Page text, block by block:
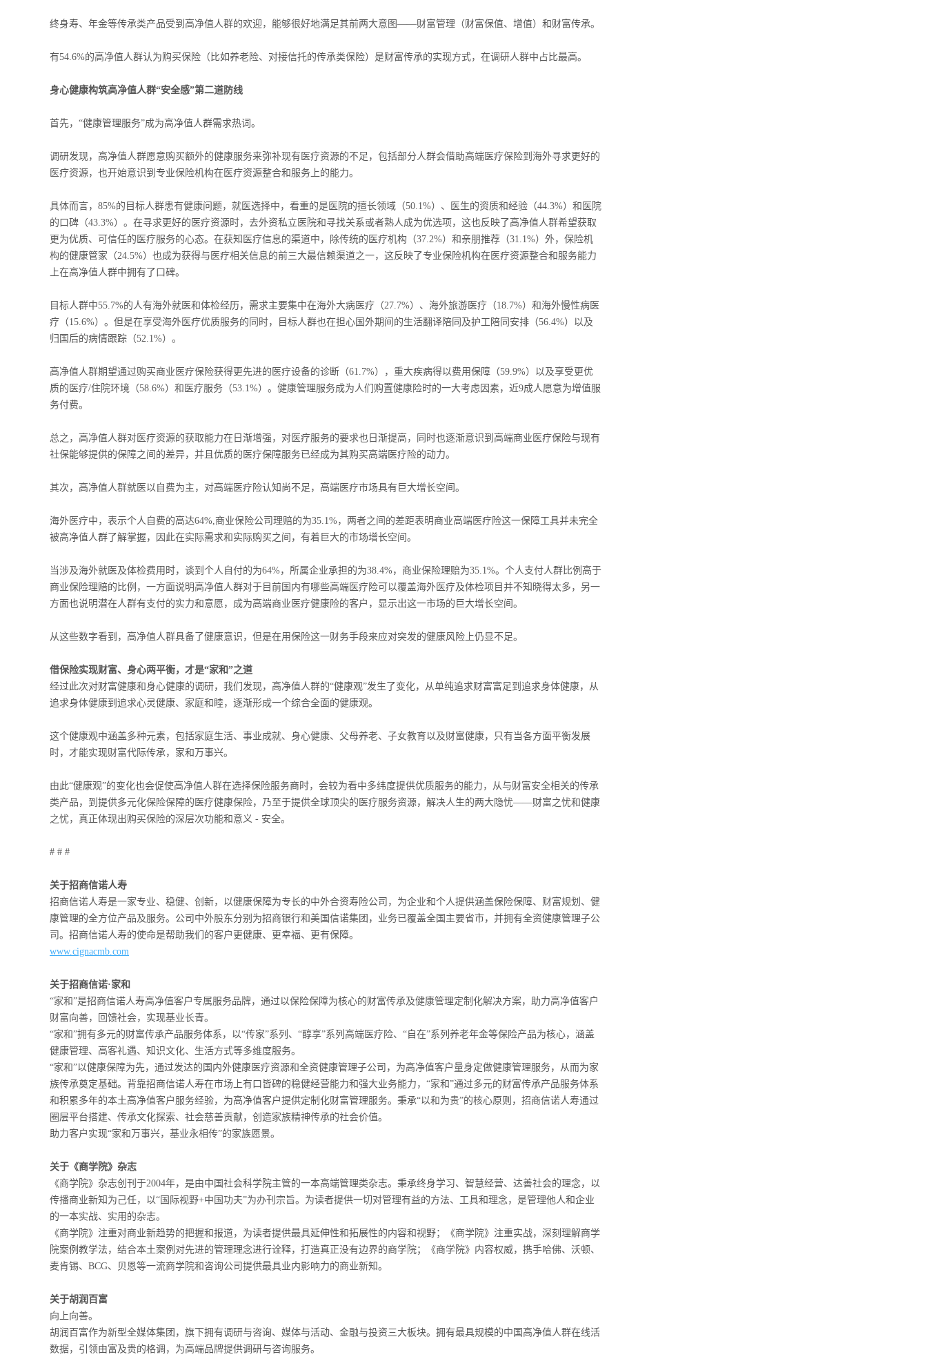
终身寿、年金等传承类产品受到高净值人群的欢迎，能够很好地满足其前两大意图——财富管理（财富保值、增值）和财富传承。
有54.6%的高净值人群认为购买保险（比如养老险、对接信托的传承类保险）是财富传承的实现方式，在调研人群中占比最高。
身心健康构筑高净值人群“安全感”第二道防线
首先，“健康管理服务”成为高净值人群需求热词。
调研发现，高净值人群愿意购买额外的健康服务来弥补现有医疗资源的不足，包括部分人群会借助高端医疗保险到海外寻求更好的
医疗资源，也开始意识到专业保险机构在医疗资源整合和服务上的能力。
具体而言，85%的目标人群患有健康问题，就医选择中，看重的是医院的擅长领域（50.1%）、医生的资质和经验（44.3%）和医院
的口碑（43.3%）。在寻求更好的医疗资源时，去外资私立医院和寻找关系或者熟人成为优选项，这也反映了高净值人群希望获取
更为优质、可信任的医疗服务的心态。在获知医疗信息的渠道中，除传统的医疗机构（37.2%）和亲朋推荐（31.1%）外，保险机
构的健康管家（24.5%）也成为获得与医疗相关信息的前三大最信赖渠道之一，这反映了专业保险机构在医疗资源整合和服务能力
上在高净值人群中拥有了口碑。
目标人群中55.7%的人有海外就医和体检经历，需求主要集中在海外大病医疗（27.7%）、海外旅游医疗（18.7%）和海外慢性病医
疗（15.6%）。但是在享受海外医疗优质服务的同时，目标人群也在担心国外期间的生活翻译陪同及护工陪同安排（56.4%）以及
归国后的病情跟踪（52.1%）。
高净值人群期望通过购买商业医疗保险获得更先进的医疗设备的诊断（61.7%），重大疾病得以费用保障（59.9%）以及享受更优
质的医疗/住院环境（58.6%）和医疗服务（53.1%）。健康管理服务成为人们购置健康险时的一大考虑因素，近9成人愿意为增值服
务付费。
总之，高净值人群对医疗资源的获取能力在日渐增强，对医疗服务的要求也日渐提高，同时也逐渐意识到高端商业医疗保险与现有
社保能够提供的保障之间的差异，并且优质的医疗保障服务已经成为其购买高端医疗险的动力。
其次，高净值人群就医以自费为主，对高端医疗险认知尚不足，高端医疗市场具有巨大增长空间。
海外医疗中，表示个人自费的高达64%,商业保险公司理赔的为35.1%，两者之间的差距表明商业高端医疗险这一保障工具并未完全
被高净值人群了解掌握，因此在实际需求和实际购买之间，有着巨大的市场增长空间。
当涉及海外就医及体检费用时，谈到个人自付的为64%，所属企业承担的为38.4%，商业保险理赔为35.1%。个人支付人群比例高于
商业保险理赔的比例，一方面说明高净值人群对于目前国内有哪些高端医疗险可以覆盖海外医疗及体检项目并不知晓得太多，另一
方面也说明潜在人群有支付的实力和意愿，成为高端商业医疗健康险的客户，显示出这一市场的巨大增长空间。
从这些数字看到，高净值人群具备了健康意识，但是在用保险这一财务手段来应对突发的健康风险上仍显不足。
借保险实现财富、身心两平衡，才是“家和”之道
经过此次对财富健康和身心健康的调研，我们发现，高净值人群的“健康观”发生了变化，从单纯追求财富富足到追求身体健康，从
追求身体健康到追求心灵健康、家庭和睦，逐渐形成一个综合全面的健康观。
这个健康观中涵盖多种元素，包括家庭生活、事业成就、身心健康、父母养老、子女教育以及财富健康，只有当各方面平衡发展
时，才能实现财富代际传承，家和万事兴。
由此“健康观”的变化也会促使高净值人群在选择保险服务商时，会较为看中多纬度提供优质服务的能力，从与财富安全相关的传承
类产品，到提供多元化保险保障的医疗健康保险，乃至于提供全球顶尖的医疗服务资源，解决人生的两大隐忧——财富之忧和健康
之忧，真正体现出购买保险的深层次功能和意义 - 安全。
# # #
关于招商信诺人寿
招商信诺人寿是一家专业、稳健、创新，以健康保障为专长的中外合资寿险公司，为企业和个人提供涵盖保险保障、财富规划、健
康管理的全方位产品及服务。公司中外股东分别为招商银行和美国信诺集团，业务已覆盖全国主要省市，并拥有全资健康管理子公
司。招商信诺人寿的使命是帮助我们的客户更健康、更幸福、更有保障。
www.cignacmb.com
关于招商信诺·家和
“家和”是招商信诺人寿高净值客户专属服务品牌，通过以保险保障为核心的财富传承及健康管理定制化解决方案，助力高净值客户
财富向善，回馈社会，实现基业长青。
“家和”拥有多元的财富传承产品服务体系，以“传家”系列、“醇享”系列高端医疗险、“自在”系列养老年金等保险产品为核心，涵盖
健康管理、高客礼遇、知识文化、生活方式等多维度服务。
“家和”以健康保障为先，通过发达的国内外健康医疗资源和全资健康管理子公司，为高净值客户量身定做健康管理服务，从而为家
族传承奠定基础。背靠招商信诺人寿在市场上有口皆碑的稳健经营能力和强大业务能力，“家和”通过多元的财富传承产品服务体系
和积累多年的本土高净值客户服务经验，为高净值客户提供定制化财富管理服务。秉承“以和为贵”的核心原则，招商信诺人寿通过
圈层平台搭建、传承文化探索、社会慈善贡献，创造家族精神传承的社会价值。
助力客户实现“家和万事兴，基业永相传”的家族愿景。
关于《商学院》 杂志
《商学院》杂志创刊于2004年，是由中国社会科学院主管的一本高端管理类杂志。秉承终身学习、智慧经营、达善社会的理念，以
传播商业新知为己任，以“国际视野+中国功夫”为办刊宗旨。为读者提供一切对管理有益的方法、工具和理念，是管理他人和企业
的一本实战、实用的杂志。
《商学院》注重对商业新趋势的把握和报道，为读者提供最具延伸性和拓展性的内容和视野；《商学院》注重实战，深刻理解商学
院案例教学法，结合本土案例对先进的管理理念进行诠释，打造真正没有边界的商学院；《商学院》内容权威，携手哈佛、沃顿、
麦肯锡、BCG、贝恩等一流商学院和咨询公司提供最具业内影响力的商业新知。
关于胡润百富
向上向善。
胡润百富作为新型全媒体集团，旗下拥有调研与咨询、媒体与活动、金融与投资三大板块。拥有最具规模的中国高净值人群在线活
数据，引领由富及贵的格调，为高端品牌提供调研与咨询服务。